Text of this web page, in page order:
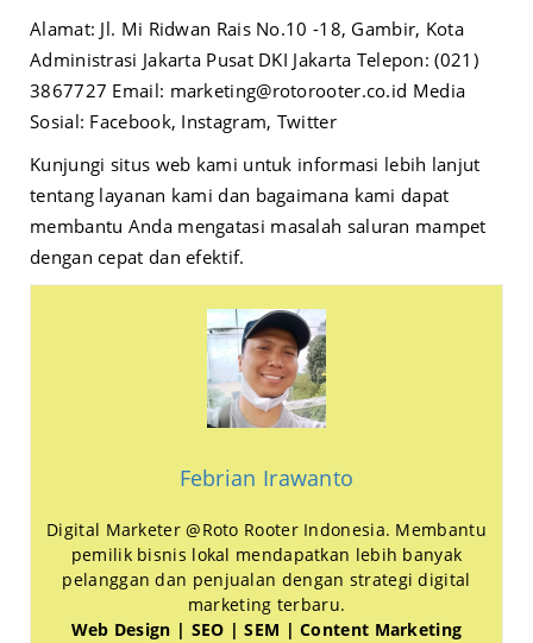
Alamat: Jl. Mi Ridwan Rais No.10 -18, Gambir, Kota
Administrasi Jakarta Pusat DKI Jakarta Telepon: (021)
3867727 Email: marketing@rotorooter.co.id Media
Sosial: Facebook, Instagram, Twitter
Kunjungi situs web kami untuk informasi lebih lanjut
tentang layanan kami dan bagaimana kami dapat
membantu Anda mengatasi masalah saluran mampet
dengan cepat dan efektif.
Febrian Irawanto
Digital Marketer @Roto Rooter Indonesia. Membantu
pemilik bisnis lokal mendapatkan lebih banyak
pelanggan dan penjualan dengan strategi digital
marketing terbaru.
Web Design | SEO | SEM | Content Marketing